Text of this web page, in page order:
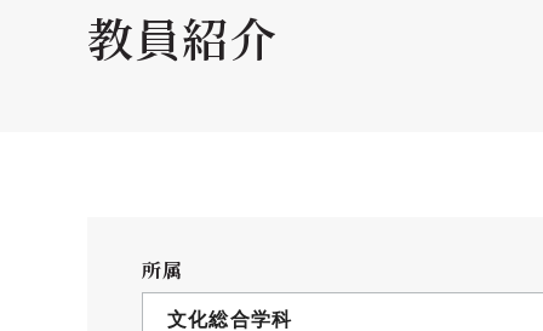
学部・学科の教育目的
大学院の教育目的
３Dパノラマビュー
教員紹介
所属
文化総合学科